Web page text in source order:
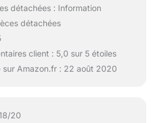
détachées : Information
détachées
client : 5,0 sur 5 étoiles
sur Amazon.fr : 22 août 2020
20